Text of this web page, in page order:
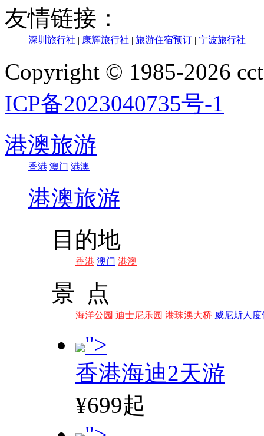
友情链接：
深圳旅行社 | 康辉旅行社 | 旅游住宿预订 | 宁波旅行社
Copyright © 1985-2026
ICP备2023040735号-1
港澳旅游
香港 澳门 港澳
港澳旅游
目的地
香港 澳门 港澳
景 点
海洋公园 迪士尼乐园 港珠澳大桥 威尼斯人度
">
香港海迪2天游
¥699起